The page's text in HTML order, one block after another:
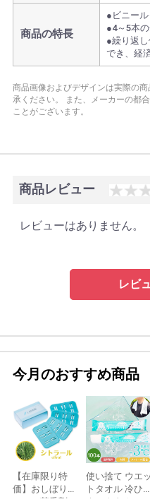
商品の特長
●ビニール
●4～5本
●繰り返
でき、経
商品画像およびデザインは実際の
承ください。
また、メーカーの都
ことがございます。
商品レビュー
レビューはありません。
レビ
今月のおすすめ商品
【在庫限り特
価】おしぼり用
アロマ芳香剤
使い捨て ウエッ
トタオル 冷ひや
ネックタオル